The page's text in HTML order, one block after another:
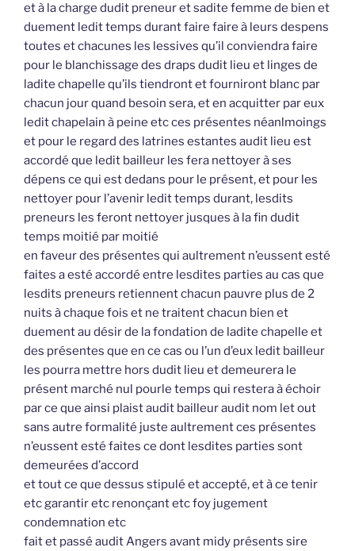
et à la charge dudit preneur et sadite femme de bien et
duement ledit temps durant faire faire à leurs despens
toutes et chacunes les lessives qu’il conviendra faire
pour le blanchissage des draps dudit lieu et linges de
ladite chapelle qu’ils tiendront et fourniront blanc par
chacun jour quand besoin sera, et en acquitter par eux
ledit chapelain à peine etc ces présentes néanlmoings
et pour le regard des latrines estantes audit lieu est
accordé que ledit bailleur les fera nettoyer à ses
dépens ce qui est dedans pour le présent, et pour les
nettoyer pour l’avenir ledit temps durant, lesdits
preneurs les feront nettoyer jusques à la fin dudit
temps moitié par moitié
en faveur des présentes qui aultrement n’eussent esté
faites a esté accordé entre lesdites parties au cas que
lesdits preneurs retiennent chacun pauvre plus de 2
nuits à chaque fois et ne traitent chacun bien et
duement au désir de la fondation de ladite chapelle et
des présentes que en ce cas ou l’un d’eux ledit bailleur
les pourra mettre hors dudit lieu et demeurera le
présent marché nul pourle temps qui restera à échoir
par ce que ainsi plaist audit bailleur audit nom let out
sans autre formalité juste aultrement ces présentes
n’eussent esté faites ce dont lesdites parties sont
demeurées d’accord
et tout ce que dessus stipulé et accepté, et à ce tenir
etc garantir etc renonçant etc foy jugement
condemnation etc
fait et passé audit Angers avant midy présents sire